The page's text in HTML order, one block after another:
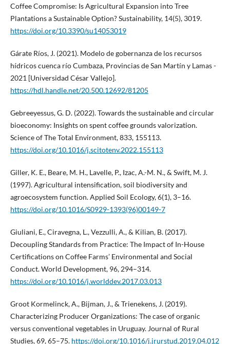
Coffee Compromise: Is Agricultural Expansion into Tree
Plantations a Sustainable Option? Sustainability, 14(5), 3019.
https://doi.org/10.3390/su14053019
Gárate Ríos, J. (2021). Modelo de gobernanza de los recursos
hídricos cuenca río Cumbaza, Provincias de San Martín y Lamas -
2021 [Universidad César Vallejo].
https://hdl.handle.net/20.500.12692/81205
Gebreeyessus, G. D. (2022). Towards the sustainable and circular
bioeconomy: Insights on spent coffee grounds valorization.
Science of The Total Environment, 833, 155113.
https://doi.org/10.1016/j.scitotenv.2022.155113
Giller, K. E., Beare, M. H., Lavelle, P., Izac, A.-M. N., & Swift, M. J.
(1997). Agricultural intensification, soil biodiversity and
agroecosystem function. Applied Soil Ecology, 6(1), 3–16.
https://doi.org/10.1016/S0929-1393(96)00149-7
Giuliani, E., Ciravegna, L., Vezzulli, A., & Kilian, B. (2017).
Decoupling Standards from Practice: The Impact of In-House
Certifications on Coffee Farms’ Environmental and Social
Conduct. World Development, 96, 294–314.
https://doi.org/10.1016/j.worlddev.2017.03.013
Groot Kormelinck, A., Bijman, J., & Trienekens, J. (2019).
Characterizing Producer Organizations: The case of organic
versus conventional vegetables in Uruguay. Journal of Rural
Studies, 69, 65–75. https://doi.org/10.1016/j.jrurstud.2019.04.012